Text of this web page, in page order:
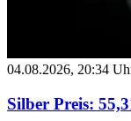
04.08.2026, 20:34
Silber Preis: